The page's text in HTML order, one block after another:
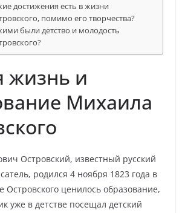
достижения есть в жизни
помимо его творчества?
были детство и молодость
жизнь и
Михаила
Островский, известный русский
родился 4 ноября 1823 года в
Островского ценилось образование,
уже в детстве посещал детский